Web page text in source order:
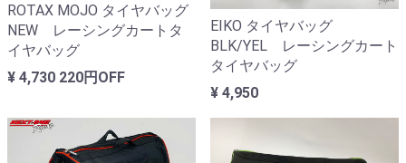
ROTAX MOJO タイヤバッグ
NEW レーシングカートタ
イヤバッグ
¥ 4,730 220円OFF
EIKO タイヤバッグ
BLK/YEL レーシングカート
タイヤバッグ
¥ 4,950